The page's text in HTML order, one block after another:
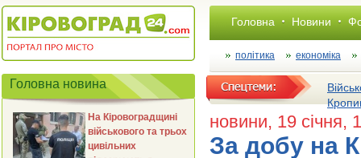
Головна Новини
політика економіка
новини, 19 січня,
За добу на
Головна новина
На Кіровоградщині
військового та трьох
цивільних